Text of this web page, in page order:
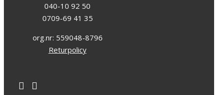
040-10 92 50
0709-69 41 35
org.nr: 559048-8796
Returpolicy